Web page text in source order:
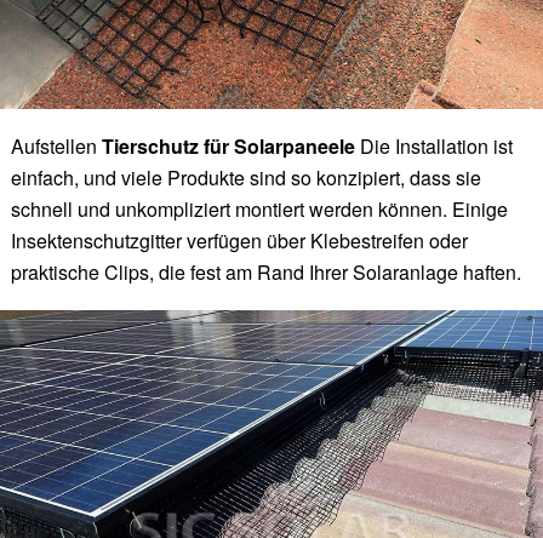
Aufstellen Tierschutz für Solarpaneele Die Installation ist
einfach, und viele Produkte sind so konzipiert, dass sie
schnell und unkompliziert montiert werden können. Einige
Insektenschutzgitter verfügen über Klebestreifen oder
praktische Clips, die fest am Rand Ihrer Solaranlage haften.